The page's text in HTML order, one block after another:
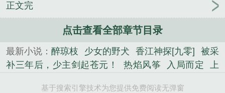
正文完
点击查看全部章节目录
最新小说： 醉琼枝 少女的野犬 香江神探[九零]
被采
补三年后，少主剑起苍元！
热焰风筝 入局而定
上
基于搜索引擎技术为您提供免费阅读无弹窗